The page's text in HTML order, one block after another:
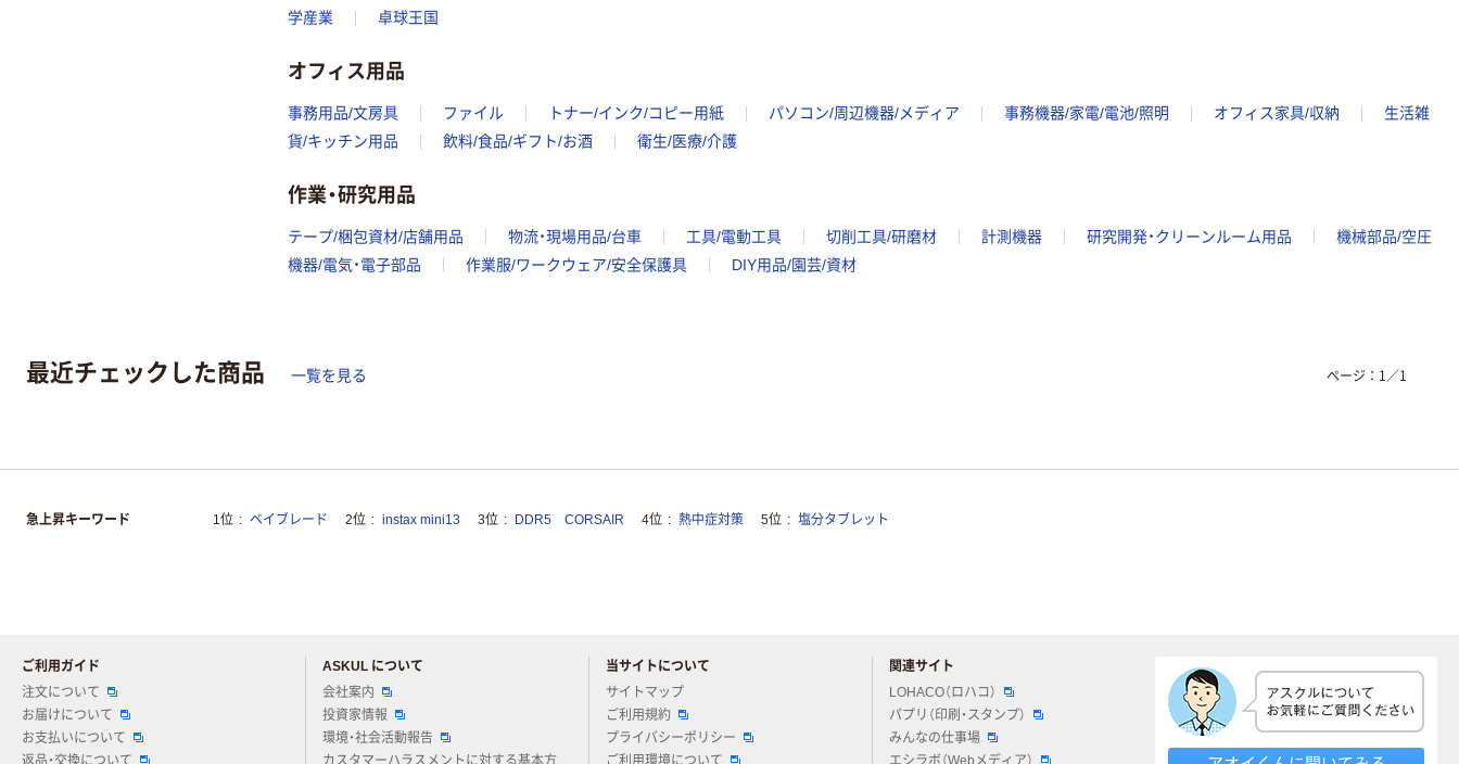
学産業
卓球王国
オフィス用品
事務用品/文房具 ファイル トナー/インク/コピー用紙 パソコン/周辺機器/メディア 事務機器/家電/電池/照明 オフィス家具/収納
生活雑
貨/キッチン用品
飲料/食品/ギフト/お酒 衛生/医療/介護
作業・研究用品
テープ/梱包資材/店舗用品 物流・現場用品/台車 工具/電動工具 切削工具/研磨材 計測機器 研究開発・クリーンルーム用品
機械部品/空圧
機器/電気・電子部品
作業服/ワークウェア/安全保護具 DIY用品/園芸/資材
最近チェックした商品 一覧を見る ページ： 1 ／1
急上昇キーワード 1位 ベイブレード 2位 instax mini13 3位 DDR5 CORSAIR 4位 熱中症対策 5位 塩分タブレット
ご利用ガイド
注文について
お届けについて
お支払いについて
返品・交換について
ASKUL について
会社案内
投資家情報
環境・社会活動報告
カスタマーハラスメントに対する基本方
当サイトについて
サイトマップ
ご利用規約
プライバシーポリシー
ご利用環境について
関連サイト
LOHACO（ロハコ）
パプリ（印刷・スタンプ）
みんなの仕事場
エシラボ（Webメディア）